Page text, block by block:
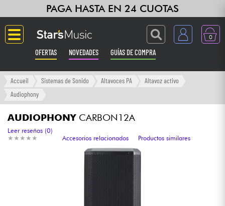
PAGA HASTA EN 24 CUOTAS
0
OFERTAS NOVEDADES GUÍAS DE COMPRA
Langue
Ampli & Efectos
Sintetizadores & samplers
Accueil Sistemas de Sonido Altavoces PA
Altavoz activo
Audiophony
AUDIOPHONYCARBON12A
★ ★ ★ ★ ★
★ ★ ★ ★ ★
Leer reseñas (0)
Accesorios relacionados
Productos similares